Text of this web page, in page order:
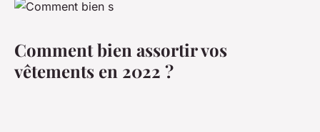
Comment bien assortir vos
vêtements en 2022 ?